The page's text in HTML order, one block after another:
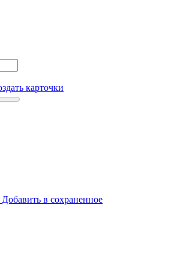
карточки
Добавить в сохраненное